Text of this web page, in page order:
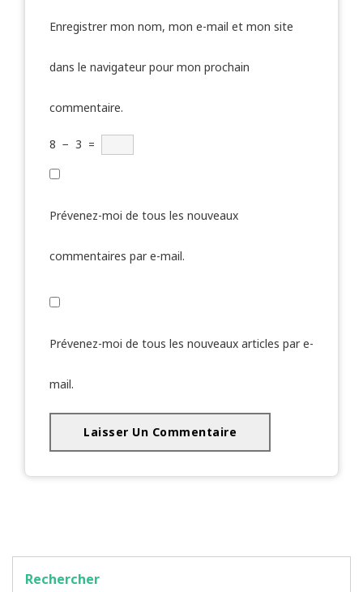
Enregistrer mon nom, mon e-mail et mon site
dans le navigateur pour mon prochain
commentaire.
8 − 3 =
Prévenez-moi de tous les nouveaux
commentaires par e-mail.
Prévenez-moi de tous les nouveaux articles par e-
mail.
Rechercher